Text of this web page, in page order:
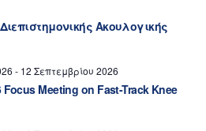
Ακουλογικής
- 12 Σεπτεμβρίου 2026
Focus Meeting on Fast-Track Knee